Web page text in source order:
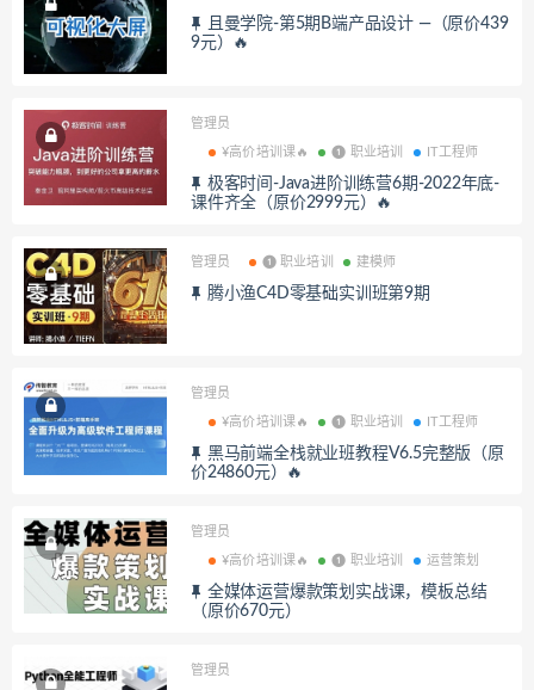
且曼学院-第5期B端产品设计 —（原价439
9元）🔥
管理员
¥高价培训课🔥 ❶ 职业培训 IT工程师
极客时间-Java进阶训练营6期-2022年底-
课件齐全（原价2999元）🔥
管理员 ❶ 职业培训 建模师
腾小渔C4D零基础实训班第9期
管理员
¥高价培训课🔥 ❶ 职业培训 IT工程师
黑马前端全栈就业班教程V6.5完整版（原
价24860元）🔥
管理员
¥高价培训课🔥 ❶ 职业培训 运营策划
全媒体运营爆款策划实战课，模板总结
（原价670元）
管理员